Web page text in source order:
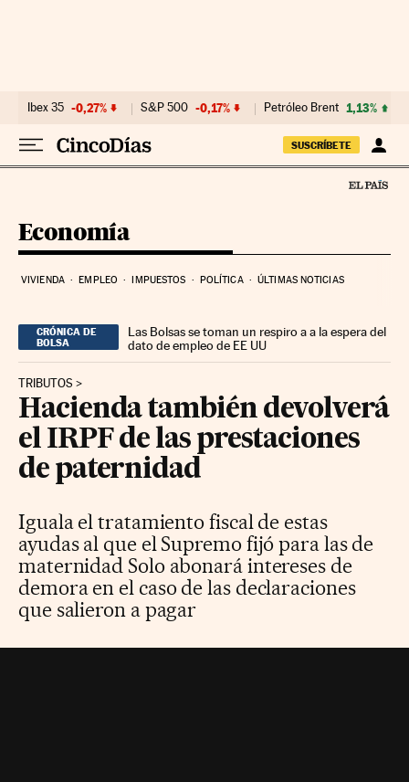
Ibex 35 -0,27% S&P 500 -0,17% Petróleo Brent 1,13%
SUSCRÍBETE
Economía
VIVIENDA EMPLEO IMPUESTOS POLÍTICA ÚLTIMAS NOTICIAS
CRÓNICA DE
BOLSA
Las Bolsas se toman un respiro a a la espera del
dato de empleo de EE UU
TRIBUTOS
Hacienda también devolverá
el IRPF de las prestaciones
de paternidad
Iguala el tratamiento fiscal de estas
ayudas al que el Supremo fijó para las de
maternidad Solo abonará intereses de
demora en el caso de las declaraciones
que salieron a pagar